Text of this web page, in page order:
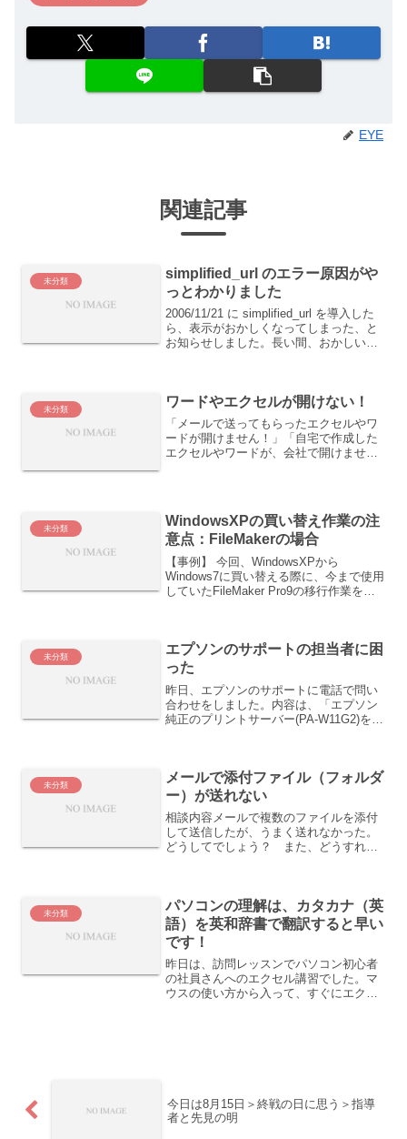
EYE
関連記事
未分類
simplified_url のエラー原因がや
っとわかりました
2006/11/21 に simplified_url を導入した
ら、表示がおかしくなってしまった、と
お知らせしました。長い間、おかしい、
未分類 ワードやエクセルが開けない！
「メールで送ってもらったエクセルやワ
ードが開けません！」「自宅で作成した
エクセルやワードが、会社で開けませ
未分類
WindowsXPの買い替え作業の注
意点：FileMakerの場合
【事例】 今回、WindowsXPから
Windows7に買い替える際に、今まで使用
していたFileMaker Pro9の移行作業を行
未分類
エプソンのサポートの担当者に困
った
昨日、エプソンのサポートに電話で問い
合わせをしました。内容は、「エプソン
純正のプリントサーバー(PA-W11G2)を使
合、「EPSON...
未分類
メールで添付ファイル（フォルダ
ー）が送れない
相談内容メールで複数のファイルを添付
して送信したが、うまく送れなかった。
どうしてでしょう？ また、どうすれば
ーの中にさらにフォルダー...
未分類
パソコンの理解は、カタカナ（英
語）を英和辞書で翻訳すると早い
です！
昨日は、訪問レッスンでパソコン初心者
の社員さんへのエクセル講習でした。マ
ウスの使い方から入って、すぐにエクセ
今日は8月15日＞終戦の日に思う＞指導
者と先見の明